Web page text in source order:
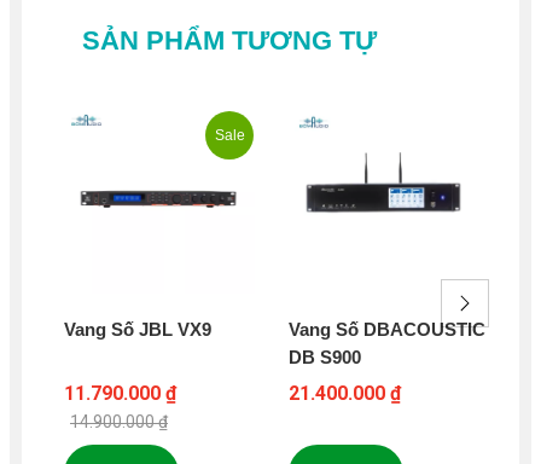
SẢN PHẨM TƯƠNG TỰ
Sale
Vang Số JBL VX9
11.790.000 ₫
14.900.000 ₫
Vang Số DBACOUSTIC
DB S900
21.400.000 ₫